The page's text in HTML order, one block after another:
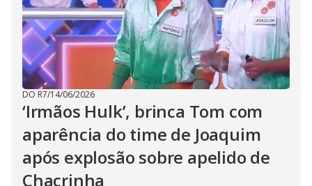
DO R7/14/06/2026
‘Irmãos Hulk’, brinca Tom com
aparência do time de Joaquim
após explosão sobre apelido de
Chacrinha